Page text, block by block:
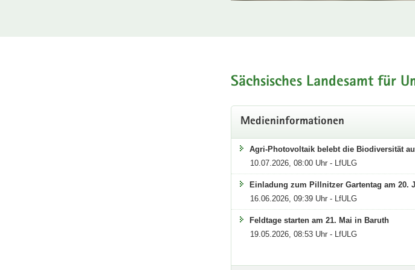
Internet.
Informationen zur Trockenheit
Sächsisches Landesamt für
Medieninformationen
Agri-Photovoltaik belebt die Biodiversität
10.07.2026, 08:00 Uhr - LfULG
Einladung zum Pillnitzer Gartentag am 20.
16.06.2026, 09:39 Uhr - LfULG
Feldtage starten am 21. Mai in Baruth
19.05.2026, 08:53 Uhr - LfULG